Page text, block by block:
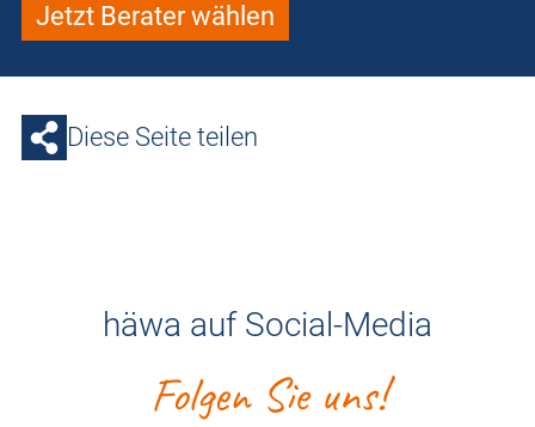
Jetzt Berater wählen
Diese Seite teilen
häwa auf Social-Media
Folgen Sie uns!